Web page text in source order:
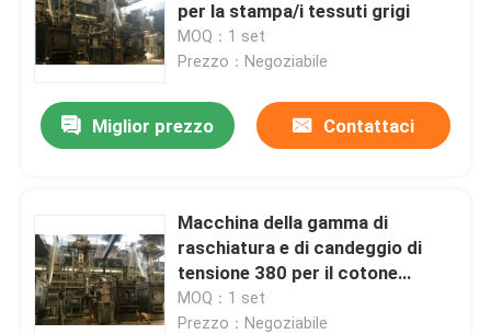
per la stampa/i tessuti grigi
MOQ：1 set
Prezzo：Negoziabile
Miglior prezzo Contattaci
Macchina della gamma di
raschiatura e di candeggio di
tensione 380 per il cotone
dell'estremità del doppio
MOQ：1 set
Prezzo：Negoziabile